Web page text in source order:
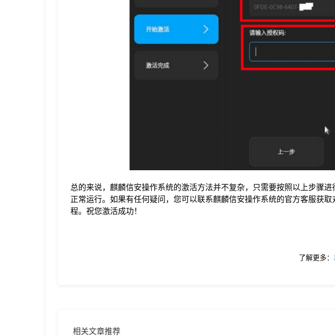
总的来说，麒麟信安操作系统的激活方法并不复杂，只需要按照以上步骤
正常运行。如果有任何疑问，您可以联系麒麟信安操作系统的官方客服获
程。祝您激活成功！
了解更多：
相关文章推荐